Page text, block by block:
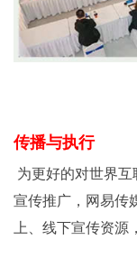
传播与执行
为更好的对世界
宣传推广，网易传
上、线下宣传资源